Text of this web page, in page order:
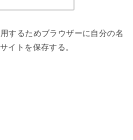
するためブラウザーに自分の名
イトを保存する。